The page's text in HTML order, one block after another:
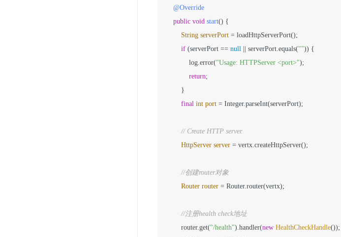
@Override
public void start() {
String serverPort = loadHttpServerPort();
if (serverPort == null || serverPort.equals("")) {
log.error("Usage: HTTPServer <port>");
return;
}
final int port = Integer.parseInt(serverPort);
// Create HTTP server.
HttpServer server = vertx.createHttpServer();
//创建router对象
Router router = Router.router(vertx);
//注册health check地址
router.get("/health").handler(new HealthCheckHandle());